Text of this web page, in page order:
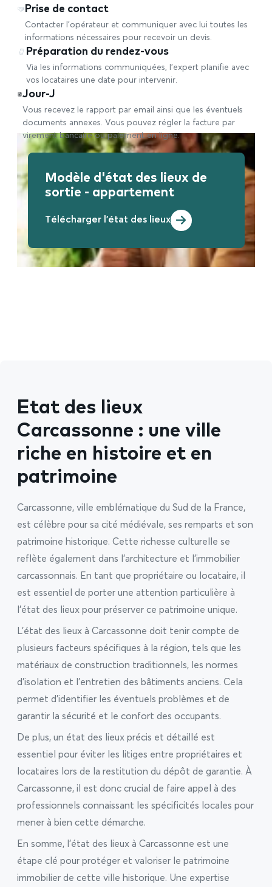
Prise de contact
Contacter l’opérateur et communiquer avec lui toutes les
informations nécessaires pour recevoir un devis.
Préparation du rendez-vous
Via les informations communiquées, l’expert planifie avec
vos locataires une date pour intervenir.
Jour-J
Vous recevez le rapport par email ainsi que les éventuels
documents annexes. Vous pouvez régler la facture par
virement bancaire ou paiement en ligne.
Modèle d'état des lieux de
sortie - appartement
Télécharger l'état des lieux
Etat des lieux
Carcassonne : une ville
riche en histoire et en
patrimoine
Carcassonne, ville emblématique du Sud de la France,
est célèbre pour sa cité médiévale, ses remparts et son
patrimoine historique. Cette richesse culturelle se
reflète également dans l’architecture et l’immobilier
carcassonnais. En tant que propriétaire ou locataire, il
est essentiel de porter une attention particulière à
l’état des lieux pour préserver ce patrimoine unique.
L’état des lieux à Carcassonne doit tenir compte de
plusieurs facteurs spécifiques à la région, tels que les
matériaux de construction traditionnels, les normes
d’isolation et l’entretien des bâtiments anciens. Cela
permet d’identifier les éventuels problèmes et de
garantir la sécurité et le confort des occupants.
De plus, un état des lieux précis et détaillé est
essentiel pour éviter les litiges entre propriétaires et
locataires lors de la restitution du dépôt de garantie. À
Carcassonne, il est donc crucial de faire appel à des
professionnels connaissant les spécificités locales pour
mener à bien cette démarche.
En somme, l’état des lieux à Carcassonne est une
étape clé pour protéger et valoriser le patrimoine
immobilier de cette ville historique. Une expertise